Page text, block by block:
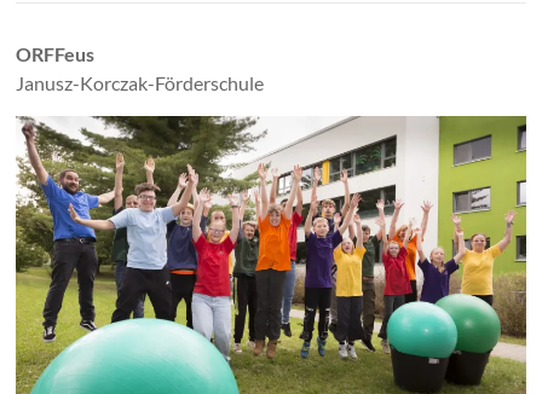
ORFFeus
Janusz-Korczak-Förderschule